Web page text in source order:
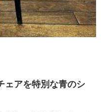
ェアを特別な青のシ